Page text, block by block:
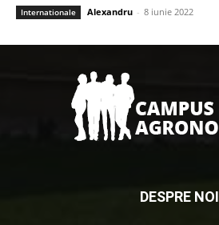
Internationale Alexandru - 8 iunie 2022
DESPRE NOI